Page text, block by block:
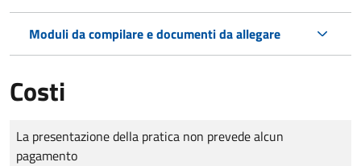
Moduli da compilare e documenti da allegare
Costi
Tipo di pagamento
Importo
La presentazione della pratica non prevede alcun
pagamento